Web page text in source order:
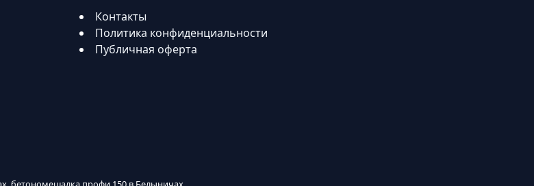
Контакты
Политика конфиденциальности
Публичная оферта